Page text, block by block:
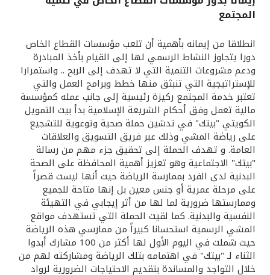
القنوات المصرفية
أدوات وخدمات
خدمات ما بعد البيع
اتصل بنا
مواقع الفروع وأجهزة الصرف الآلي
ألمانيا
ماليزيا
تركيا
المجتمع
انطلاقا من إيمانه بأهمية أن تلعب مؤسسات القطاع الخاص
دورا يتجاوز النشاط الرسمي لها إلى القيام بأخذ المبادرة
ودعم مشروعات التنمية التي لا تهدف إلى الربح .. واستمرارا
للإستراتيجية التي تنبثق منها خطط وبرامج العمل والتي
تعتبر خدمة المجتمع ركيزة رئيسية إلى جانب عمله كمؤسسة
مالية تعمل وفق أحكام الشريعة الإسلامية بدأ بيت التمويل
الكويتي "بيتك" في تدشين حملة صحية وتوعوية للتشجيع
على رياضة المشي وذلك عبر فريق التسويق والعلاقات
العامة. و تهدف الحملة إلى تحقيق جزء مهم من رسالة
"بيتك" الاجتماعية وهو تعزيز أهمية المحافظة على الصحة
البدنية لدى الفرد بممارسة الرياضة حيث أنها ليست قصراً
على مرحلة عمرية أو جنس معين بل إنها متاحة للجميع
وممارستها ضرورية لما لها من أثر إيجابي في التهيئة
النفسية والبدنية. كما لقيت الحملة التي تستهدف مواقع
المشي الرسمية استحسانا كبيراً من ممارسي هذه الرياضة
حيث شملت في اليوم الأول لها أكثر من 100 مشارك أبدوا
الثناء لـ "بيتك" في اهتمامه بتلك الرياضة ومشاركته لهم من
خلال التواجد والمساندة بتقديم الاحتياجات الضرورية لرواد